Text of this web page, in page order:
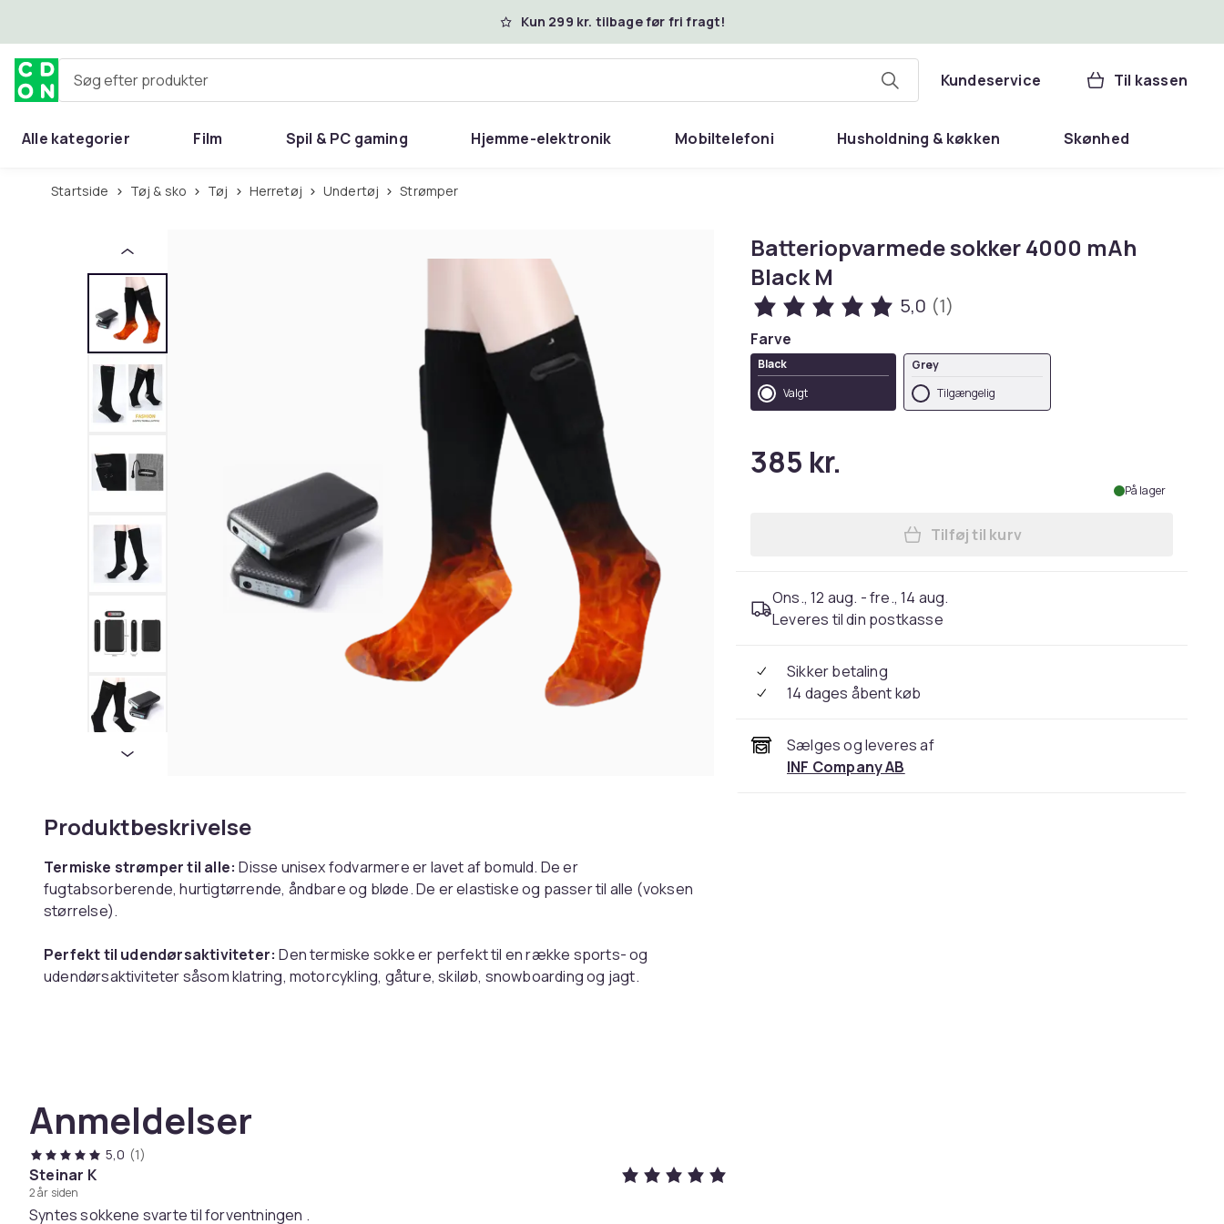
Kun 299 kr. tilbage før fri fragt!
Søg efter produkter Kundeservice Til kassen
Alle kategorier Film Spil & PC gaming Hjemme-elektronik Mobiltelefoni Husholdning & køkken Skønhed
Hjem & have
Startside Tøj & sko Tøj Herretøj Undertøj Strømper
Produktbeskrivelse
Termiske strømper til alle: Disse unisex fodvarmere er lavet af bomuld. De er
fugtabsorberende, hurtigtørrende, åndbare og bløde. De er elastiske og passer til alle (voksen
størrelse).
Perfekt til udendørsaktiviteter: Den termiske sokke er perfekt til en række sports- og
udendørsaktiviteter såsom klatring, motorcykling, gåture, skiløb, snowboarding og jagt.
Termostrømperne opvarmes af genopladelige batterier, der giver en opvarmningstid på 4-8 timer.
Disse batteriopvarmede strømper med to genopladelige batterier holder dig varm hele dagen!
Specifikationer:
Anmeldelser
5,0 (1)
Steinar K
2 år siden
Syntes sokkene svarte til forventningen .
Batteriopvarmede sokker 4000 mAh
Black M
5,0 (1)
Farve
Black
Valgt
Grey
Tilgængelig
385 kr.
På lager
Læg Batteriopvarmede sokker
Tilføj til kurv
Ons., 12 aug. - fre., 14 aug.
Leveres til din postkasse
Sikker betaling
14 dages åbent køb
Sælges og leveres af
INF Company AB